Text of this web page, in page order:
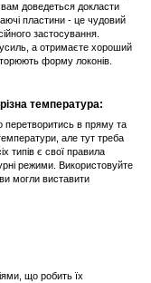
доведеться докласти
пластини - це чудовий
застосування.
а отримаєте хороший
форму локонів.
температура:
перетворитись в пряму та
але тут треба
типів є свої правила
режими. Використовуйте
могли виставити
що робить їх